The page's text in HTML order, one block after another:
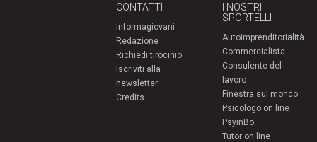
CONTATTI
Informagiovani
Redazione
Richiedi tirocinio
Iscriviti alla
newsletter
Credits
I NOSTRI
SPORTELLI
Autoimprenditorialità
Commercialista
Consulente del
lavoro
Finestra sul mondo
Psicologo on line
PsyinBo
Tutor on line